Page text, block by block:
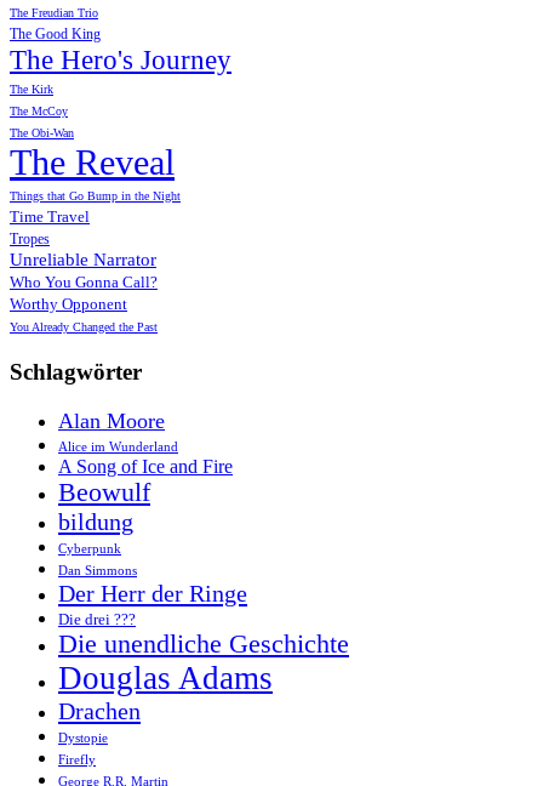
The Freudian Trio
The Good King
The Hero's Journey
The Kirk
The McCoy
The Obi-Wan
The Reveal
Things that Go Bump in the Night
Time Travel
Tropes
Unreliable Narrator
Who You Gonna Call?
Worthy Opponent
You Already Changed the Past
Schlagwörter
Alan Moore
Alice im Wunderland
A Song of Ice and Fire
Beowulf
bildung
Cyberpunk
Dan Simmons
Der Herr der Ringe
Die drei ???
Die unendliche Geschichte
Douglas Adams
Drachen
Dystopie
Firefly
George R.R. Martin